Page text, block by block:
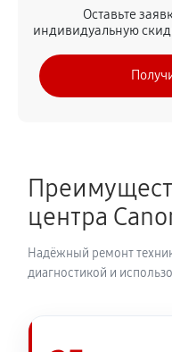
Оставьте
индивидуальную
центра
Надёжный ремонт
диагностикой и